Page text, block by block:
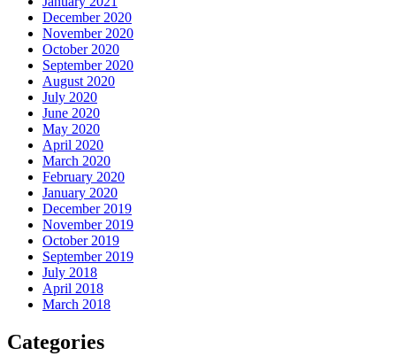
December 2020
November 2020
October 2020
September 2020
August 2020
July 2020
June 2020
May 2020
April 2020
March 2020
February 2020
January 2020
December 2019
November 2019
October 2019
September 2019
July 2018
April 2018
March 2018
Categories